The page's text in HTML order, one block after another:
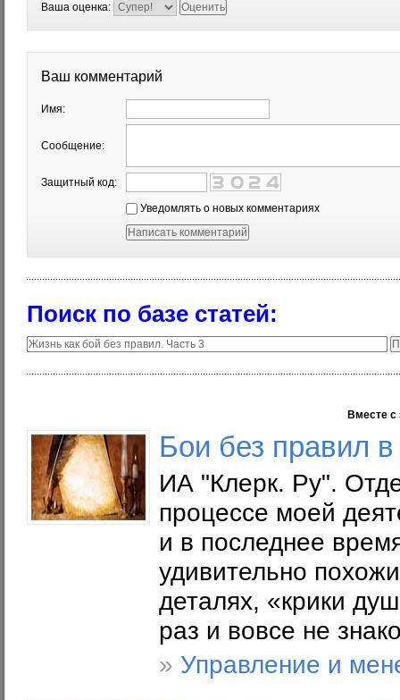
Ваша оценка:
Ваш комментарий
Имя:
Сообщение:
Защитный код:
Уведомлять о новых комментариях
Поиск по базе статей:
Вместе с
Бои без правил
ИА "Клерк. Ру".
процессе моей
и в последнее
удивительно
деталях, «крики
раз и вовсе не
» Управление и